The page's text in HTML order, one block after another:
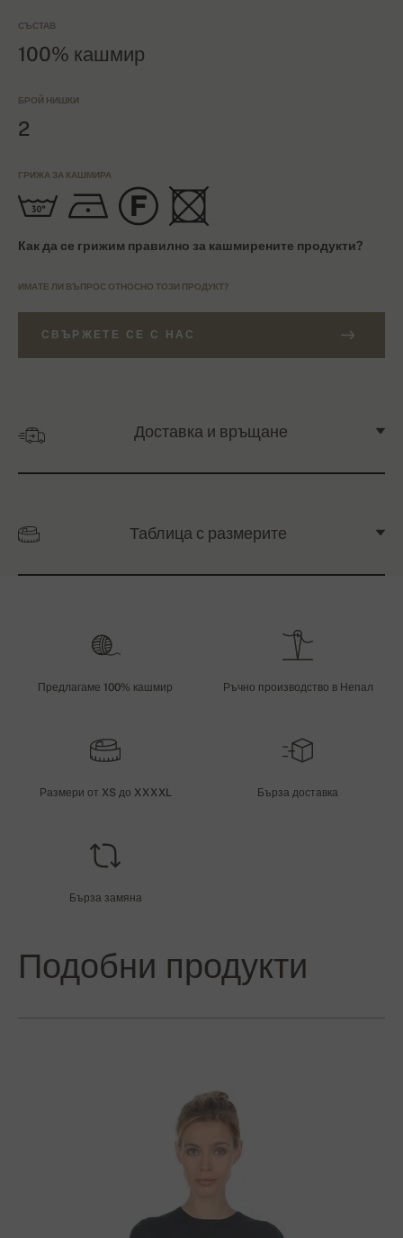
СЪСТАВ
100% кашмир
БРОЙ НИШКИ
2
ГРИЖА ЗА КАШМИРА
Как да се грижим правилно за кашмирените продукти?
ИМАТЕ ЛИ ВЪПРОС ОТНОСНО ТОЗИ ПРОДУКТ?
СВЪРЖЕТЕ СЕ С НАС
Доставка и връщане
Таблица с размерите
Предлагаме 100% кашмир Ръчно производство в Непал
Размери от XS до XXXXL Бърза доставка
Бърза замяна
Подобни продукти